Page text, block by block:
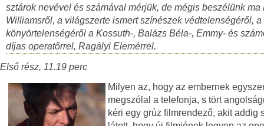
sztárok nevével és számával mérjük, de mégis beszélünk ma
Williamsről, a világszerte ismert színészek védtelenségéről, a
könyörtelenségéről a Kossuth-, Balázs Béla-, Emmy- és
díjas operatőrrel, Ragályi Elemérrel.
Első rész, 11.19 perc
Milyen az, hogy az embernek
megszólal a telefonja, s tört
kéri egy grúz filmrendező, akit addig